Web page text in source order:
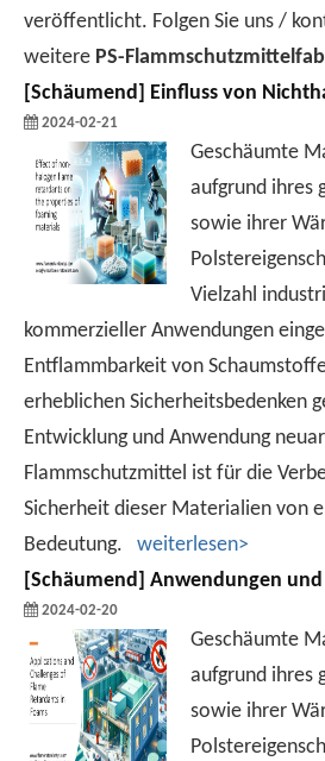
veröffentlicht. Folgen Sie uns /
weitere PS-
Schäumend Einfluss von Nichthalogen-Flammschutzmitteln auf
2024-02-21
Geschäumte
aufgrund ihres
sowie ihrer
Vielzahl
kommerzieller Anwendungen
Entflammbarkeit von
erheblichen Sicherheitsbedenken
Entwicklung und Anwendung
Flammschutzmittel ist für die
Sicherheit dieser Materialien von
Bedeutung. weiterlesen>
Schäumend Anwendungen und Herausforderungen von
2024-02-20
Geschäumte
aufgrund ihres
sowie ihrer